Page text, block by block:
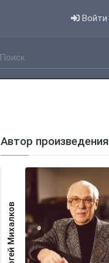
Войти
Автор произведения
Сергей Михалков